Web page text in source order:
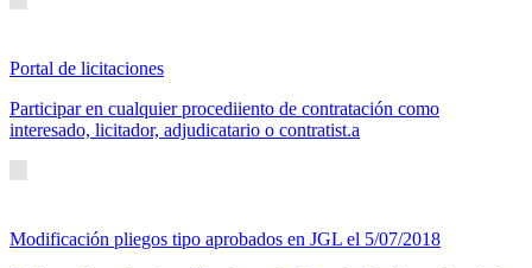
Portal de licitaciones
Participar en cualquier procediiento de contratación como
interesado, licitador, adjudicatario o contratist.a
Modificación pliegos tipo aprobados en JGL el 5/07/2018